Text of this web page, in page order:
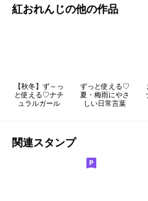
紅おれんじの他の作品
【秋冬】ず～っ
と使える♡ナチ
ュラルガール
ずっと使える♡
夏・梅雨にやさ
しい日常言葉
関連スタンプ